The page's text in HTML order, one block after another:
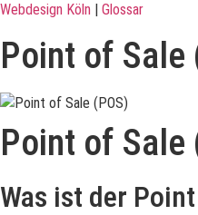
Webdesign Köln
Glossar
Point of Sale
Point of Sale
Was ist der